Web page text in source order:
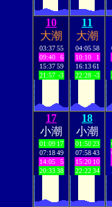
10
大潮
03:37 55
09:40
6
15:37 59
21:57 -3
11
大潮
04:05 58
10:10
1
16:13 61
22:28 -3
17
小潮
01:09 17
07:18 49
14:05
5
20:33 38
18
小潮
01:50 23
07:58 43
15:20 10
22:22 34